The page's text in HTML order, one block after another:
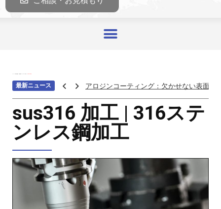
最新ニュース
アロジンコーティング：欠かせない表面処
アームス ブロンズ
紫外線 塗料
重金属トップ10のランキング：特性、影響
へら 絞り 加工 と は
チタン鋳造とは: プロセス、用途、温度、価
プロトタイプ射出成形: 究極のガイド
LEDライト部品 ダイカストサービス
sus316 加工 | 316ステ
ンレス鋼加工